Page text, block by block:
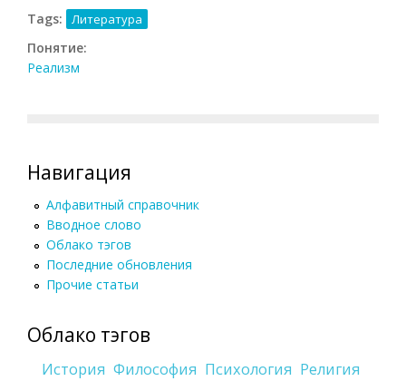
Tags: Литература
Понятие:
Реализм
Навигация
Алфавитный справочник
Вводное слово
Облако тэгов
Последние обновления
Прочие статьи
Облако тэгов
История Философия Психология Религия